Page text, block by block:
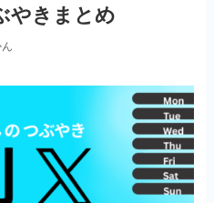
やきまとめ